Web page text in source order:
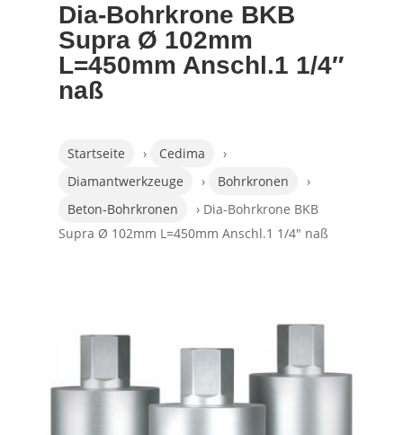
Dia-Bohrkrone BKB
Supra Ø 102mm
L=450mm Anschl.1 1/4″
naß
Startseite › Cedima
›
Diamantwerkzeuge
› Bohrkronen
›
Beton-Bohrkronen
› Dia-Bohrkrone BKB
Supra Ø 102mm L=450mm Anschl.1 1/4″ naß